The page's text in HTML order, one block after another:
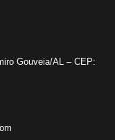
Gouveia/AL – CEP: